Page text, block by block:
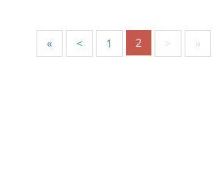
« < 1 2 > »